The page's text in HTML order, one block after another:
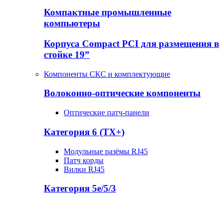
Компактные промышленные
компьютеры
Корпуса Compact PCI для размещения в
стойке 19”
Компоненты СКС и комплектующие
Волоконно-оптические компоненты
Оптические патч-панели
Категория 6 (TX+)
Модульные разёмы RJ45
Патч корды
Вилки RJ45
Категория 5е/5/3